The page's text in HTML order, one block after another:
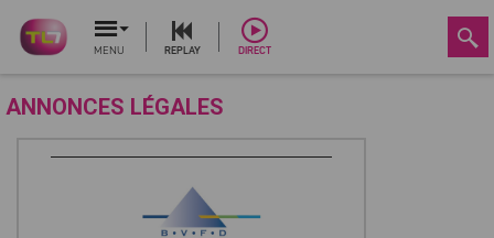
MENU REPLAY DIRECT
ANNONCES LÉGALES